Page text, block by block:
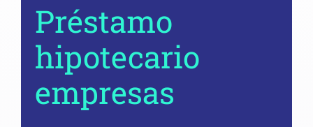
Préstamo
hipotecario
empresas